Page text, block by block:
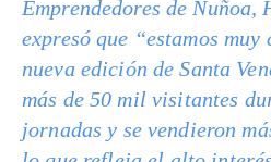
Emprendedores de Ñuñoa,
expresó que “estamos muy
nueva edición de Santa
más de 50 mil visitantes
jornadas y se vendieron